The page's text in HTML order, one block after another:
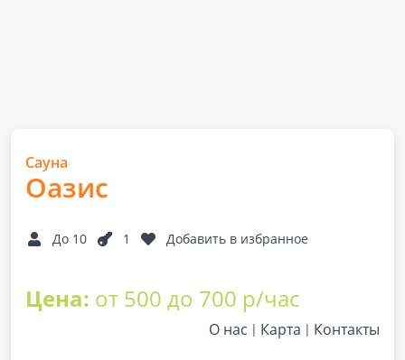
Сауна
Оазис
До 10 1 Добавить в избранное
Цена: от 500 до 700 р/час
О нас Карта Контакты